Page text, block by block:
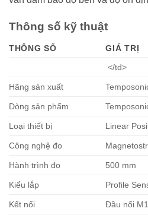
Thông số kỹ thuật
THÔNG SỐ
GIÁ TRỊ
</td>
Hãng sản xuất
Dòng sản phẩm
Loại thiết bị Linear
Công nghệ đo
Hành trình đo 500 mm
Kiểu lắp Profile
Kết nối Đầu nối